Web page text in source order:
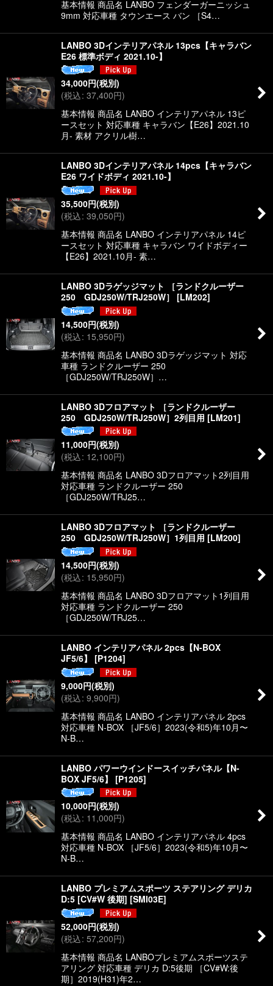
基本情報 商品名 LANBO フェンダーガーニッシュ
9mm 対応車種 タウンエース バン ［S4…
LANBO 3Dインテリアパネル 13pcs【キャラバン
E26 標準ボディ 2021.10-】
34,000円(税別)
(税込: 37,400円)
基本情報 商品名 LANBO インテリアパネル 13ピ
ースセット 対応車種 キャラバン【E26】2021.10
月- 素材 アクリル樹…
LANBO 3Dインテリアパネル 14pcs【キャラバン
E26 ワイドボディ 2021.10-】
35,500円(税別)
(税込: 39,050円)
基本情報 商品名 LANBO インテリアパネル 14ピ
ースセット 対応車種 キャラバン ワイドボディー
【E26】2021.10月- 素…
LANBO 3Dラゲッジマット ［ランドクルーザー
250 GDJ250W/TRJ250W］
[LM202]
14,500円(税別)
(税込: 15,950円)
基本情報 商品名 LANBO 3Dラゲッジマット 対応
車種 ランドクルーザー 250
［GDJ250W/TRJ250W］…
LANBO 3Dフロアマット ［ランドクルーザー
250 GDJ250W/TRJ250W］2列目用 [LM201]
11,000円(税別)
(税込: 12,100円)
基本情報 商品名 LANBO 3Dフロアマット2列目用
対応車種 ランドクルーザー 250
［GDJ250W/TRJ25…
LANBO 3Dフロアマット ［ランドクルーザー
250 GDJ250W/TRJ250W］1列目用 [LM200]
14,500円(税別)
(税込: 15,950円)
基本情報 商品名 LANBO 3Dフロアマット1列目用
対応車種 ランドクルーザー 250
［GDJ250W/TRJ25…
LANBO インテリアパネル 2pcs【N-BOX
JF5/6】
[P1204]
9,000円(税別)
(税込: 9,900円)
基本情報 商品名 LANBO インテリアパネル 2pcs
対応車種 N-BOX ［JF5/6］2023(令和5)年10月〜
N-B…
LANBO パワーウインドースイッチパネル【N-
BOX JF5/6】
[P1205]
10,000円(税別)
(税込: 11,000円)
基本情報 商品名 LANBO インテリアパネル 4pcs
対応車種 N-BOX ［JF5/6］2023(令和5)年10月〜
N-B…
LANBO プレミアムスポーツ ステアリング デリカ
D:5 [CV#W 後期] [SMI03E]
52,000円(税別)
(税込: 57,200円)
基本情報 商品名 LANBOプレミアムスポーツステ
アリング 対応車種 デリカ D:5後期 ［CV#W:後
期］2019(H31)年2…